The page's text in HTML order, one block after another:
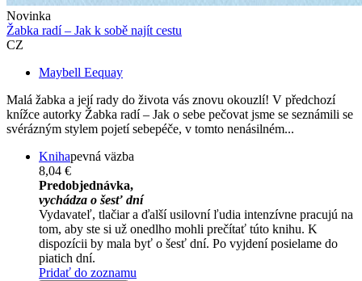
Novinka
Žabka radí – Jak k sobě najít cestu
CZ
Maybell Eequay
Malá žabka a její rady do života vás znovu okouzlí! V předchozí
knížce autorky Žabka radí – Jak o sebe pečovat jsme se seznámili se
svérázným stylem pojetí sebepéče, v tomto nenásilném...
Knihapevná väzba
8,04 €
Predobjednávka,
vychádza o šesť dní
Vydavateľ, tlačiar a ďalší usilovní ľudia intenzívne pracujú na
tom, aby ste si už onedlho mohli prečítať túto knihu. K
dispozícii by mala byť o šesť dní. Po vyjdení posielame do
piatich dní.
Pridať do zoznamu